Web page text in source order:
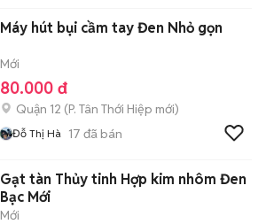
Máy hút bụi cầm tay Đen Nhỏ gọn
Mới
80.000 đ
Quận 12 (P. Tân Thới Hiệp mới)
Đỗ Thị Hà 17 đã bán
Gạt tàn Thủy tinh Hợp kim nhôm Đen
Bạc Mới
Mới